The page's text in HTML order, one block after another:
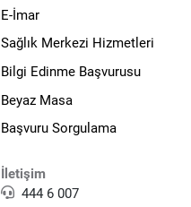
E-İmar
Sağlık Merkezi Hizmetleri
Bilgi Edinme Başvurusu
Beyaz Masa
Başvuru Sorgulama
İletişim
444 6 007